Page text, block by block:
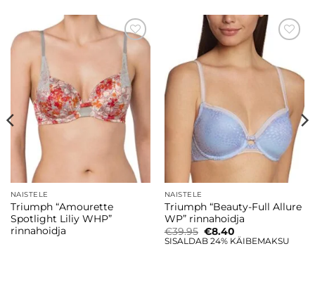
soovinimekirja
NAISTELE
Triumph “Amourette
Spotlight Liliy WHP”
rinnahoidja
Lisa
soovinimekirja
NAISTELE
Triumph “Beauty-Full Allure
WP” rinnahoidja
€39.95 Algne
hind
€8.40Current
price
SISALDAB 24% KÄIBEMAKSU